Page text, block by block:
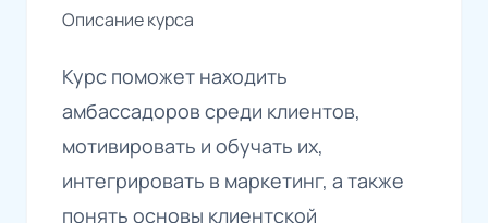
Описание курса
Курс поможет находить
амбассадоров среди клиентов,
мотивировать и обучать их,
интегрировать в маркетинг, а также
понять основы клиентской